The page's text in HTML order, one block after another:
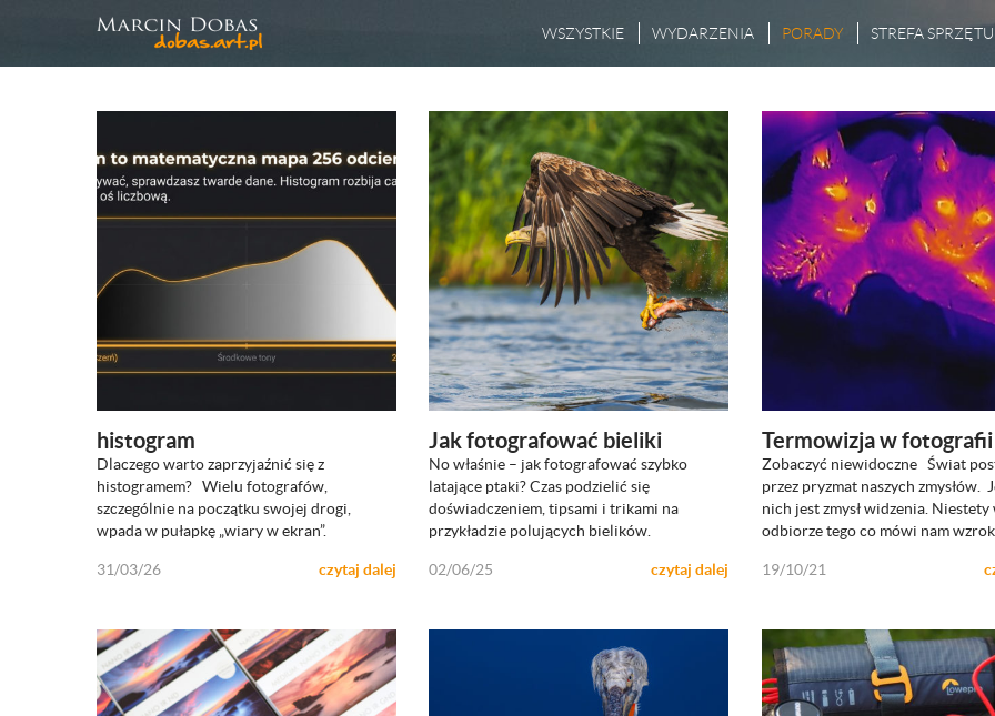
WSZYSTKIE WYDARZENIA PORADY STREFA SPRZĘTU
histogram
Dlaczego warto zaprzyjaźnić się z
histogramem? Wielu fotografów,
szczególnie na początku swojej drogi,
wpada w pułapkę „wiary w ekran”.
31/03/26 czytaj dalej
Jak fotografować bieliki
No właśnie – jak fotografować szybko
latające ptaki? Czas podzielić się
doświadczeniem, tipsami i trikami na
przykładzie polujących bielików.
02/06/25 czytaj dalej
Termowizja w fotografii
Zobaczyć niewidoczne Świat
przez pryzmat naszych zmysłów.
nich jest zmysł widzenia. Niestety
odbiorze tego co mówi nam wzrok
19/10/21
ZOBACZ ZOBACZ ZOBACZ